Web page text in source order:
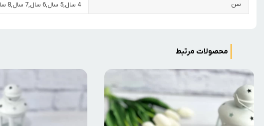
سن 4 سال ,5 سال ,6 سال ,7 سال ,8 سال
محصولات مرتبط